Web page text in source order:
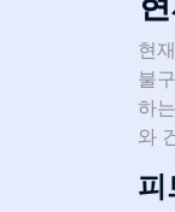
현
불
하
와
피